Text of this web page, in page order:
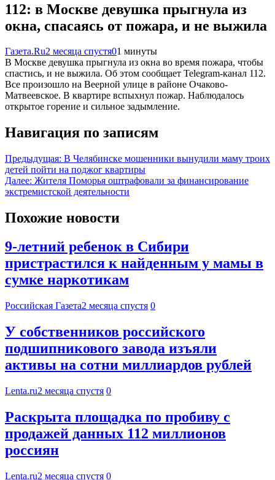
112: в Москве девушка прыгнула из
окна, спасаясь от пожара, и не выжила
Газета.Ru2 месяца спустя01 минуты
В Москве девушка прыгнула из окна во время пожара, чтобы
спастись, и не выжила. Об этом сообщает Telegram-канал 112.
Все произошло на Веерной улице в районе Очаково-
Матвеевское. В квартире вспыхнул пожар. Наблюдалось
открытое горение и сильное задымление.
Навигация по записям
Предыдущая: В Челябинске мошенники вынудили маму троих
детей пойти на поджог квартиры
Далее: Жителя Поморья оштрафовали за финансирование
экстремистской деятельности
Похожие новости
9-летний ребенок в Сибири
пристрастился к найденным у мамы в
сумке наркотикам
Российская Газета2 месяца спустя 0
У собственников российского
подшипникового завода изъяли
активы на сотни миллиардов рублей
Lenta.ru2 месяца спустя 0
Раскрыта площадка по пробиву с
продажей данных 112 миллионов
россиян
Lenta.ru2 месяца спустя 0